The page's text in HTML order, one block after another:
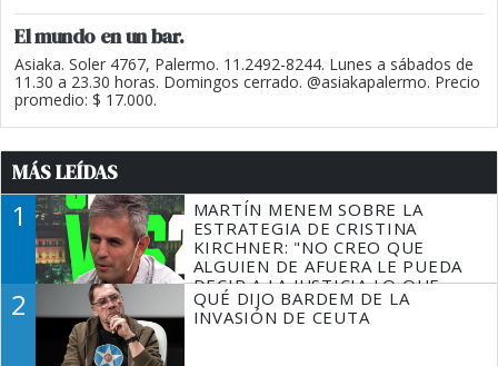
El mundo en un bar.
Asiaka. Soler 4767, Palermo. 11.2492-8244. Lunes a sábados de
11.30 a 23.30 horas. Domingos cerrado. @asiakapalermo. Precio
promedio: $ 17.000.
MÁS LEÍDAS
1
MARTÍN MENEM SOBRE LA
ESTRATEGIA DE CRISTINA
KIRCHNER: "NO CREO QUE
ALGUIEN DE AFUERA LE PUEDA
DECIR A LA JUSTICIA LO QUE
TIENE QUE HACER"
2
QUÉ DIJO BARDEM DE LA
INVASIÓN DE CEUTA